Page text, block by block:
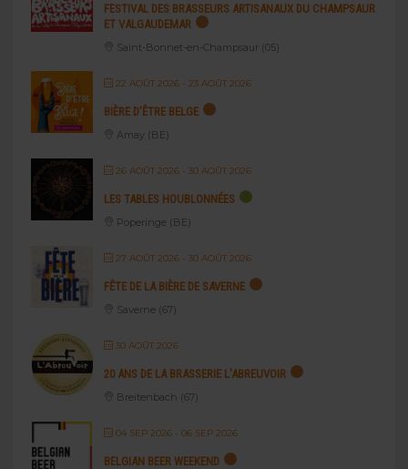
FESTIVAL DES BRASSEURS ARTISANAUX DU CHAMPSAUR
ET VALGAUDEMAR
Saint-Bonnet-en-Champsaur (05)
22 AOÛT 2026- 23 AOÛT 2026
BIÈRE D’ÊTRE BELGE
Amay (BE)
26 AOÛT 2026- 30 AOÛT 2026
LES TABLES HOUBLONNÉES
Poperinge (BE)
27 AOÛT 2026- 30 AOÛT 2026
FÊTE DE LA BIÈRE DE SAVERNE
Saverne (67)
30 AOÛT 2026
20 ANS DE LA BRASSERIE L’ABREUVOIR
Breitenbach (67)
04 SEP 2026- 06 SEP 2026
BELGIAN BEER WEEKEND